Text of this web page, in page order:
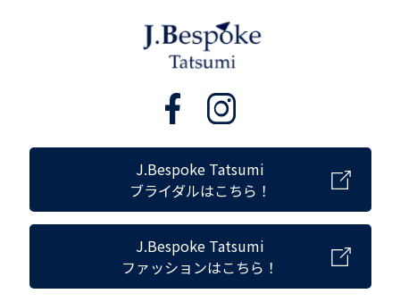
J.Bespoke Tatsumi
ブライダルはこちら！
J.Bespoke Tatsumi
ファッションはこちら！